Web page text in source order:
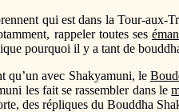
qui est dans la Tour-aux-
rappeler toutes ses
pourquoi il y a tant de
qu’un avec Shakyamuni, le
les fait se rassembler dans le
des répliques du Bouddha